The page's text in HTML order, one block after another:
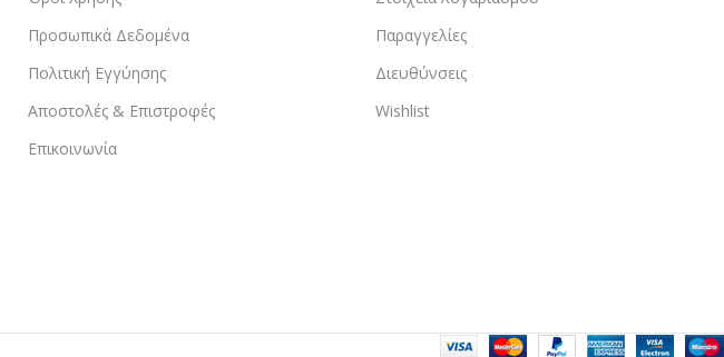
Προσωπικά Δεδομένα
Πολιτική Εγγύησης
Αποστολές & Επιστροφές
Επικοινωνία
Παραγγελίες
Διευθύνσεις
Wishlist